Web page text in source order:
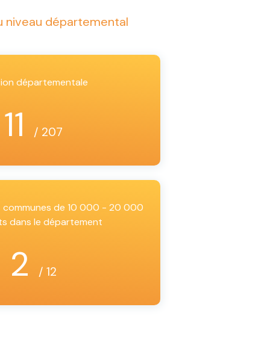
niveau départemental
départementale
11 / 207
communes de 10 000 - 20 000
dans le département
2 / 12